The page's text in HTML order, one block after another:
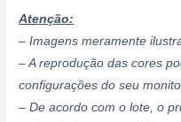
Atenção:
– Imagens meramente
– A reprodução das cores
configurações do seu
– De acordo com o lote, o